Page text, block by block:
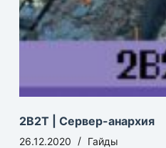
2B2T | Сервер-анархия
26.12.2020 Гайды